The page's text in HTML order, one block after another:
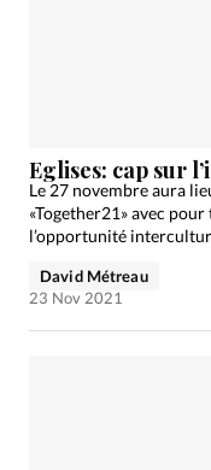
Eglises: cap sur
Le 27 novembre aura
«Together21» avec pour
l’opportunité
David Métreau
23 Nov 2021